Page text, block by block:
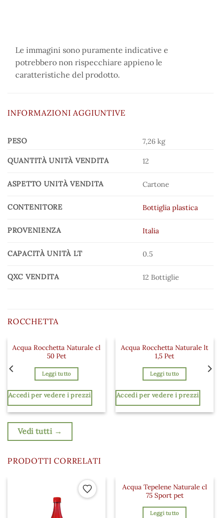
Le immagini sono puramente indicative e
potrebbero non rispecchiare appieno le
caratteristiche del prodotto.
INFORMAZIONI AGGIUNTIVE
PESO 7,26 kg
QUANTITÀ UNITÀ VENDITA 12
ASPETTO UNITÀ VENDITA Cartone
CONTENITORE Bottiglia plastica
PROVENIENZA Italia
CAPACITÀ UNITÀ LT 0.5
QXC VENDITA 12 Bottiglie
ROCCHETTA
Aggiungi ai preferiti
Acqua Rocchetta Naturale cl
50 Pet
Leggi tutto
Accedi per vedere i prezzi
Acqua Rocchetta Naturale lt
1,5 Pet
Leggi tutto
Accedi per vedere i prezzi
ai preferiti
Vedi tutti →
PRODOTTI CORRELATI
Aggiungi ai preferiti
Acqua Tepelene Naturale cl
75 Sport pet
Leggi tutto